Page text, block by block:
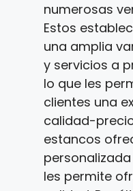
numerosas
Estos
una amplia
y servicios a
lo que les
clientes una
calidad-
estancos
les permite